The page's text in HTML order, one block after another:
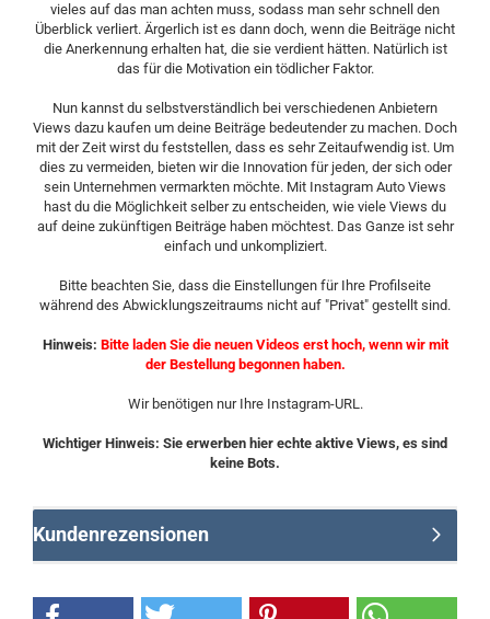
vieles auf das man achten muss, sodass man sehr schnell den
Überblick verliert. Ärgerlich ist es dann doch, wenn die Beiträge nicht
die Anerkennung erhalten hat, die sie verdient hätten. Natürlich ist
das für die Motivation ein tödlicher Faktor.
Nun kannst du selbstverständlich bei verschiedenen Anbietern
Views dazu kaufen um deine Beiträge bedeutender zu machen. Doch
mit der Zeit wirst du feststellen, dass es sehr Zeitaufwendig ist. Um
dies zu vermeiden, bieten wir die Innovation für jeden, der sich oder
sein Unternehmen vermarkten möchte. Mit Instagram Auto Views
hast du die Möglichkeit selber zu entscheiden, wie viele Views du
auf deine zukünftigen Beiträge haben möchtest. Das Ganze ist sehr
einfach und unkompliziert.
Bitte beachten Sie, dass die Einstellungen für Ihre Profilseite
während des Abwicklungszeitraums nicht auf "Privat" gestellt sind.
Hinweis: Bitte laden Sie die neuen Videos erst hoch, wenn wir mit
der Bestellung begonnen haben.
Wir benötigen nur Ihre Instagram-URL.
Wichtiger Hinweis: Sie erwerben hier echte aktive Views, es sind
keine Bots.
Kundenrezensionen